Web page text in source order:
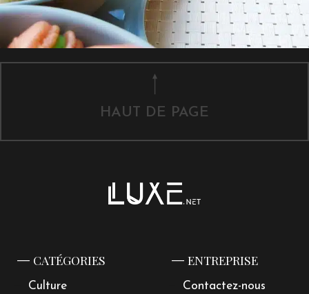
HAUT DE PAGE
CATÉGORIES
Culture
ENTREPRISE
Contactez-nous